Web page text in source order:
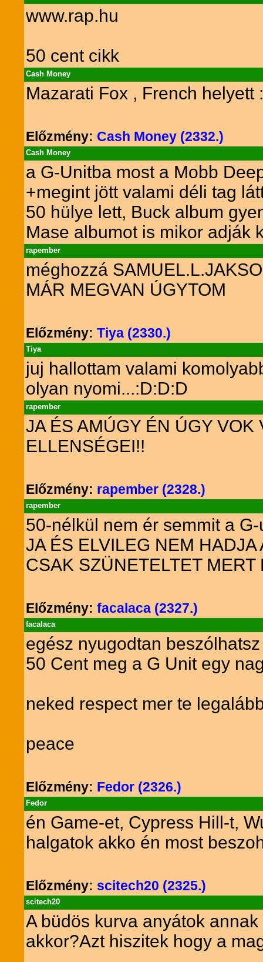
www.rap.hu
50 cent cikk
Cash Money
Mazarati Fox , French helyett
Előzmény: Cash Money (2332.)
Cash Money
a G-Unitba most a Mobb
+megint jött valami déli tag
50 hülye lett, Buck album
Mase albumot is mikor adják
rapember
méghozzá
MÁR MEGVAN ÚGYTOM
Előzmény: Tiya (2330.)
Tiya
juj hallottam valami
olyan nyomi...:D:D:D
rapember
JA ÉS AMÚGY ÉN ÚGY
ELLENSÉGEI!!
Előzmény: rapember (2328.)
rapember
50-nélkül nem ér semmit a G-
JA ÉS ELVILEG NEM HADJA
CSAK SZÜNETELTET
Előzmény: facalaca (2327.)
facalaca
egész nyugodtan beszólhatsz
50 Cent meg a G Unit egy
neked respect mer te
peace
Előzmény: Fedor (2326.)
Fedor
én Game-et, Cypress Hill-t,
halgatok akko én most
Előzmény: scitech20 (2325.)
scitech20
A büdös kurva anyátok
akkor?Azt hiszitek hogy a